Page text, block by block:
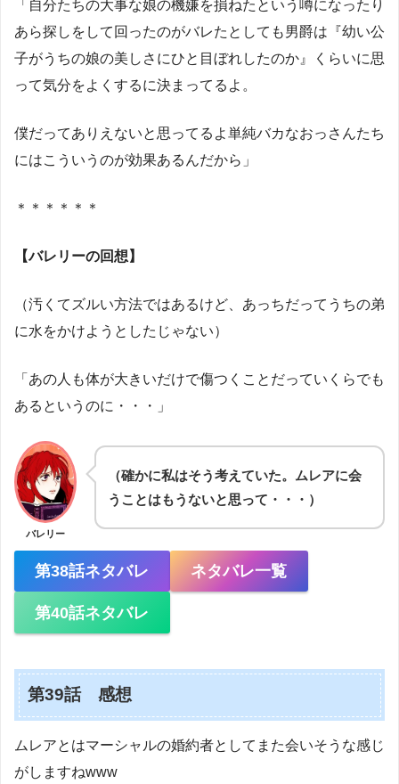
「自分たちの大事な娘の機嫌を損ねたという噂になったり
あら探しをして回ったのがバレたとしても男爵は『幼い公
子がうちの娘の美しさにひと目ぼれしたのか』くらいに思
って気分をよくするに決まってるよ。
僕だってありえないと思ってるよ単純バカなおっさんたち
にはこういうのが効果あるんだから」
＊＊＊＊＊＊
【バレリーの回想】
（汚くてズルい方法ではあるけど、あっちだってうちの弟
に水をかけようとしたじゃない）
「あの人も体が大きいだけで傷つくことだっていくらでも
あるというのに・・・」
バレリー
（確かに私はそう考えていた。ムレアに会
うことはもうないと思って・・・）
第38話ネタバレ ネタバレ一覧
第40話ネタバレ
第39話 感想
ムレアとはマーシャルの婚約者としてまた会いそうな感じ
がしますねwww